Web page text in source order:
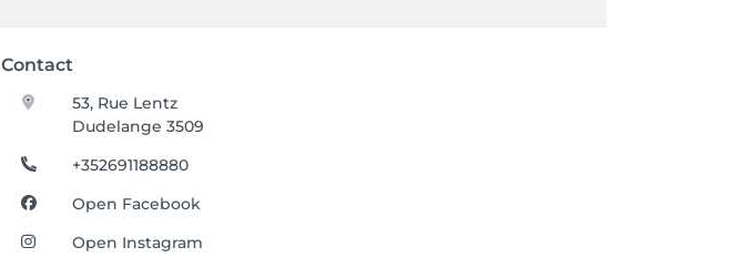
Contact
53, Rue Lentz
Dudelange 3509
+352691188880
Open Facebook
Open Instagram